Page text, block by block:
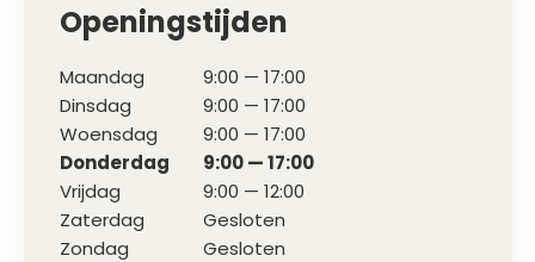
Openingstijden
Maandag
9:00 — 17:00
Dinsdag
9:00 — 17:00
Woensdag
9:00 — 17:00
Donderdag
9:00 — 17:00
Vrijdag
9:00 — 12:00
Zaterdag
Gesloten
Zondag
Gesloten